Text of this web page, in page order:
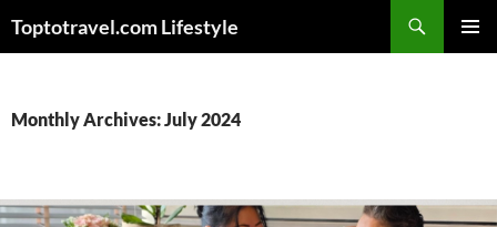
Toptotravel.com Lifestyle
Monthly Archives: July 2024